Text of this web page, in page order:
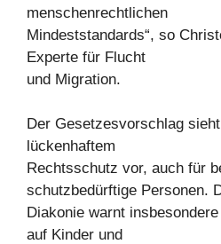
menschenrechtlichen
Mindeststandards“, so
Experte für Flucht
und Migration.
Der Gesetzesvorschlag
lückenhaftem
Rechtsschutz vor, auch für
schutzbedürftige Personen.
Diakonie warnt
auf Kinder und